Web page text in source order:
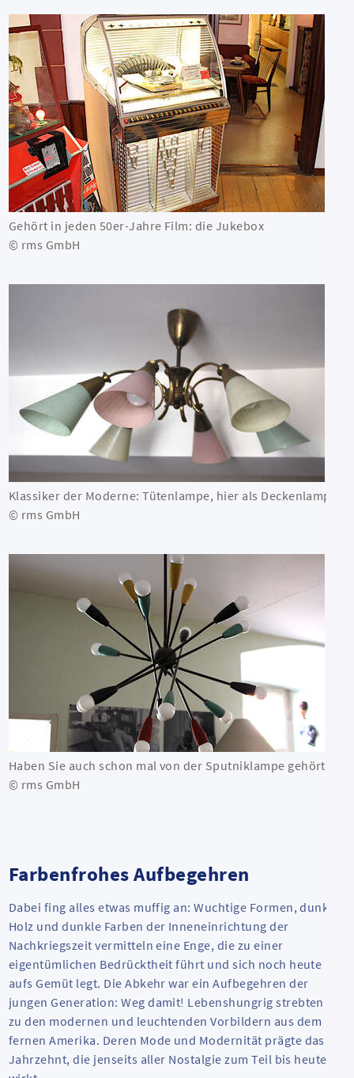
Gehört in jeden 50er-Jahre Film: die Jukebox
© rms GmbH
Klassiker der Moderne: Tütenlampe, hier als Deckenlampe
© rms GmbH
Haben Sie auch schon mal von der Sputniklampe gehört?
© rms GmbH
Farbenfrohes Aufbegehren
Dabei fing alles etwas muffig an: Wuchtige Formen, dunkles
Holz und dunkle Farben der Inneneinrichtung der
Nachkriegszeit vermitteln eine Enge, die zu einer
eigentümlichen Bedrücktheit führt und sich noch heute
aufs Gemüt legt. Die Abkehr war ein Aufbegehren der
jungen Generation: Weg damit! Lebenshungrig strebten sie
zu den modernen und leuchtenden Vorbildern aus dem
fernen Amerika. Deren Mode und Modernität prägte das
Jahrzehnt, die jenseits aller Nostalgie zum Teil bis heute